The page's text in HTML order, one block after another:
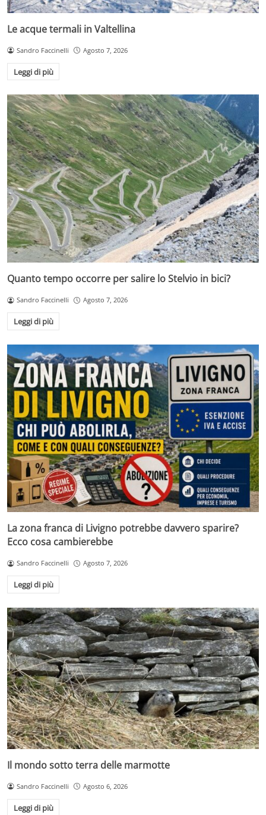
Le acque termali in Valtellina
Sandro Faccinelli Agosto 7, 2026
Leggi di più
Quanto tempo occorre per salire lo Stelvio in bici?
Sandro Faccinelli Agosto 7, 2026
Leggi di più
La zona franca di Livigno potrebbe davvero sparire?
Ecco cosa cambierebbe
Sandro Faccinelli Agosto 7, 2026
Leggi di più
Il mondo sotto terra delle marmotte
Sandro Faccinelli Agosto 6, 2026
Leggi di più